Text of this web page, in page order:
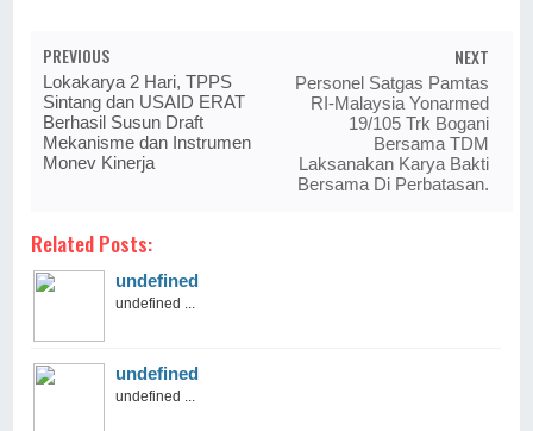
PREVIOUS
Lokakarya 2 Hari, TPPS
Sintang dan USAID ERAT
Berhasil Susun Draft
Mekanisme dan Instrumen
Monev Kinerja
NEXT
Personel Satgas Pamtas
RI-Malaysia Yonarmed
19/105 Trk Bogani
Bersama TDM
Laksanakan Karya Bakti
Bersama Di Perbatasan.
Related Posts:
undefined
undefined ...
undefined
undefined ...